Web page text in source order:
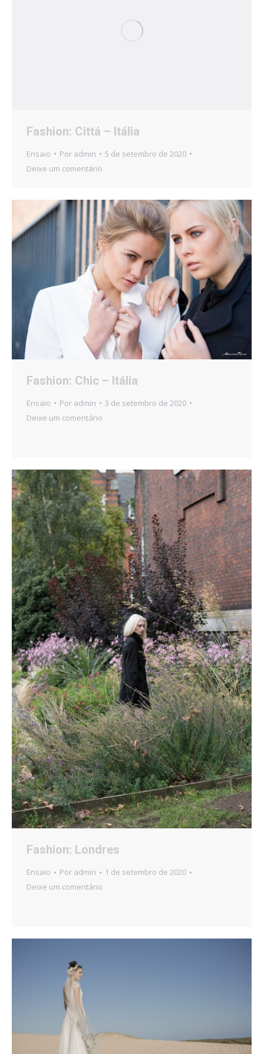
Fashion: Cittá – Itália
Ensaio Por admin
5 de setembro de 2020
Deixe um comentário
Fashion: Chic – Itália
Ensaio Por admin
3 de setembro de 2020
Deixe um comentário
Fashion: Londres
Ensaio Por admin
1 de setembro de 2020
Deixe um comentário